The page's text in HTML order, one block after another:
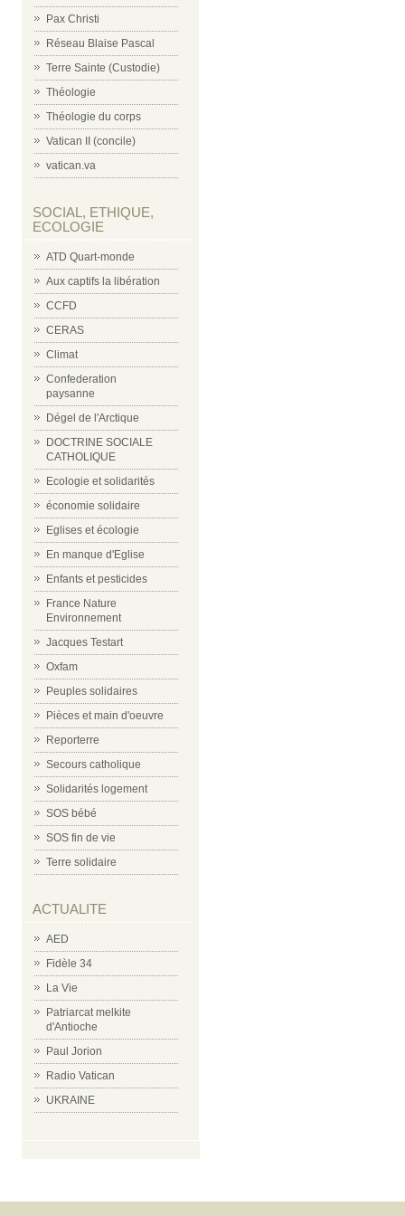
Pax Christi
Réseau Blaise Pascal
Terre Sainte (Custodie)
Théologie
Théologie du corps
Vatican II (concile)
vatican.va
SOCIAL, ETHIQUE,
ECOLOGIE
ATD Quart-monde
Aux captifs la libération
CCFD
CERAS
Climat
Confederation
paysanne
Dégel de l'Arctique
DOCTRINE SOCIALE
CATHOLIQUE
Ecologie et solidarités
économie solidaire
Eglises et écologie
En manque d'Eglise
Enfants et pesticides
France Nature
Environnement
Jacques Testart
Oxfam
Peuples solidaires
Pièces et main d'oeuvre
Reporterre
Secours catholique
Solidarités logement
SOS bébé
SOS fin de vie
Terre solidaire
ACTUALITE
AED
Fidèle 34
La Vie
Patriarcat melkite
d'Antioche
Paul Jorion
Radio Vatican
UKRAINE